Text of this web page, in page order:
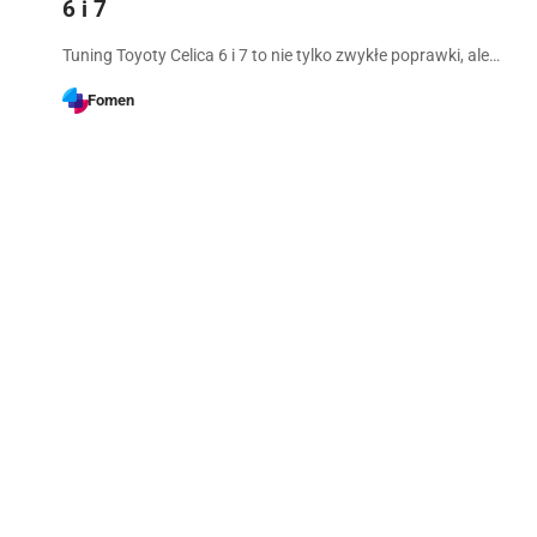
6 i 7
Tuning Toyoty Celica 6 i 7 to nie tylko zwykłe poprawki, ale…
Fomen